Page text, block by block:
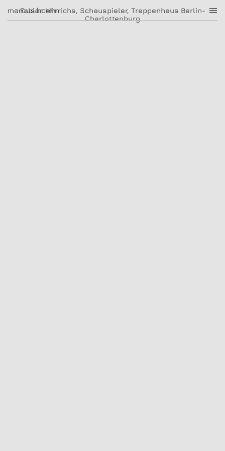
Fabian Hinrichs, Schauspieler, Treppenhaus Berlin-
Charlottenburg
marcus hoehn marcus hoehn
|